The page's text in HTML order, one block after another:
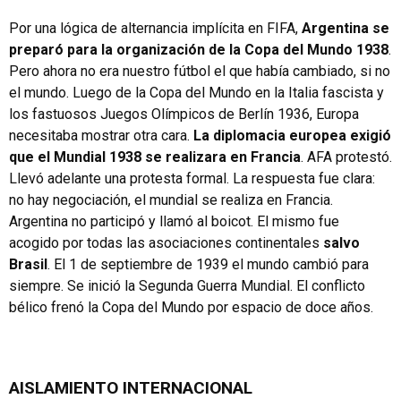
Por una lógica de alternancia implícita en FIFA, Argentina se
preparó para la organización de la Copa del Mundo 1938.
Pero ahora no era nuestro fútbol el que había cambiado, si no
el mundo. Luego de la Copa del Mundo en la Italia fascista y
los fastuosos Juegos Olímpicos de Berlín 1936, Europa
necesitaba mostrar otra cara. La diplomacia europea exigió
que el Mundial 1938 se realizara en Francia. AFA protestó.
Llevó adelante una protesta formal. La respuesta fue clara:
no hay negociación, el mundial se realiza en Francia.
Argentina no participó y llamó al boicot. El mismo fue
acogido por todas las asociaciones continentales salvo
Brasil. El 1 de septiembre de 1939 el mundo cambió para
siempre. Se inició la Segunda Guerra Mundial. El conflicto
bélico frenó la Copa del Mundo por espacio de doce años.
AISLAMIENTO INTERNACIONAL